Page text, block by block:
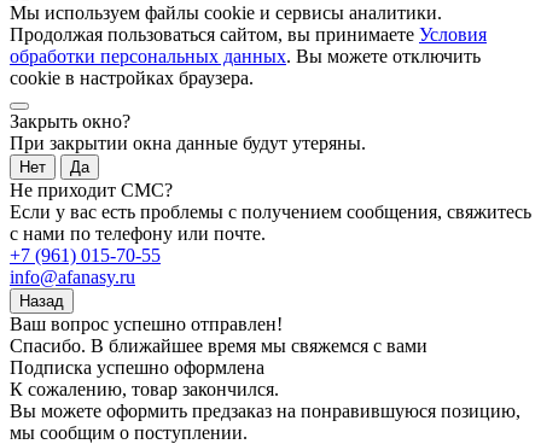
Мы используем файлы cookie и сервисы аналитики.
Продолжая пользоваться сайтом, вы принимаете Условия
обработки персональных данных. Вы можете отключить
cookie в настройках браузера.
Закрыть окно?
При закрытии окна данные будут утеряны.
Нет Да
Не приходит СМС?
Если у вас есть проблемы с получением сообщения, свяжитесь
с нами по телефону или почте.
+7 (961) 015-70-55
info@afanasy.ru
Назад
Ваш вопрос успешно отправлен!
Спасибо. В ближайшее время мы свяжемся с вами
Подписка успешно оформлена
К сожалению, товар закончился.
Вы можете оформить предзаказ на понравившуюся позицию,
мы сообщим о поступлении.